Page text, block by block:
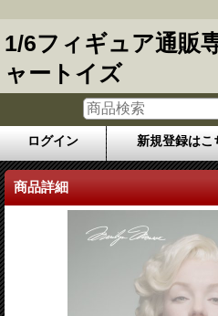
1/6フィギュア通販
ャートイズ
ログイン 新規登録はこ
商品詳細